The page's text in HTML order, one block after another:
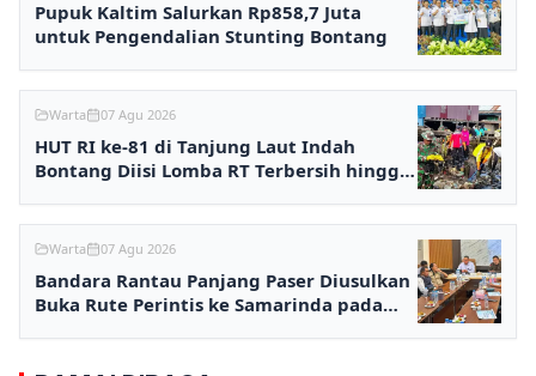
Pupuk Kaltim Salurkan Rp858,7 Juta
untuk Pengendalian Stunting Bontang
Warta 07 Agu 2026
HUT RI ke-81 di Tanjung Laut Indah
Bontang Diisi Lomba RT Terbersih hingga
Warta 07 Agu 2026
Bandara Rantau Panjang Paser Diusulkan
Buka Rute Perintis ke Samarinda pada